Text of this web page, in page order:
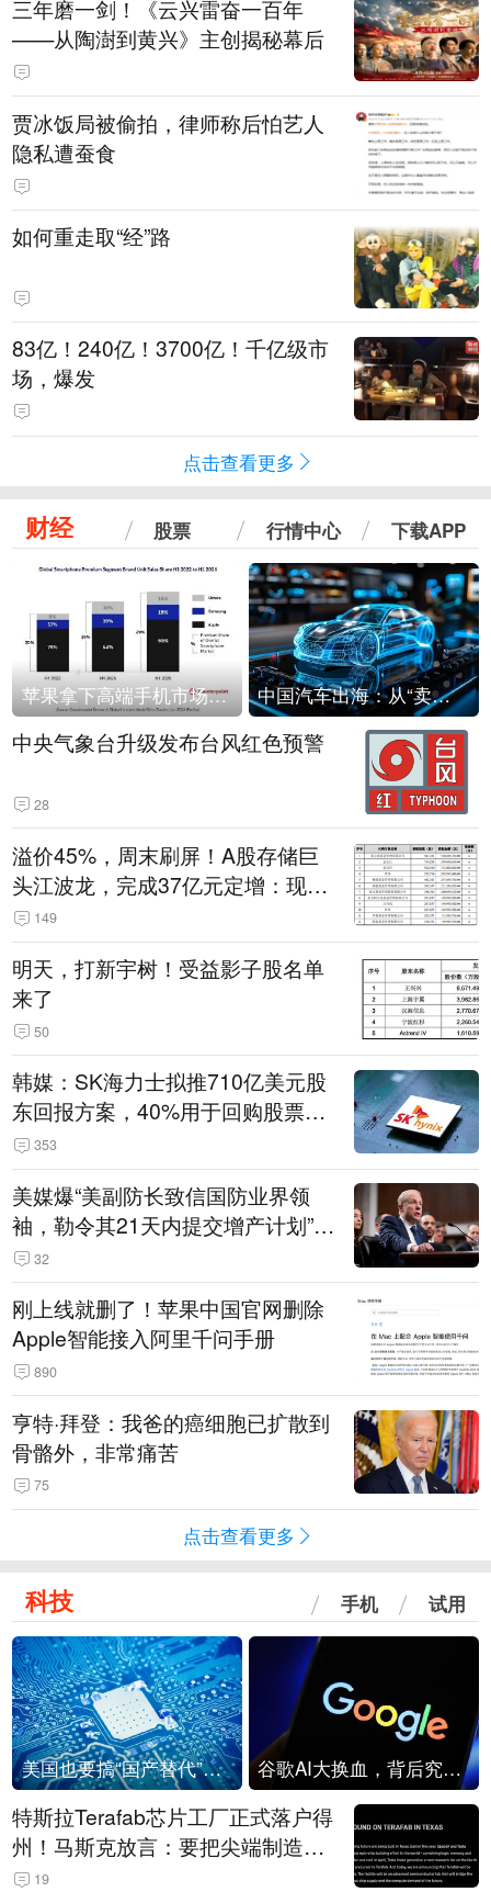
三年磨一剑！《云兴雷奋一百年
——从陶澍到黄兴》主创揭秘幕后
贾冰饭局被偷拍，律师称后怕艺人
隐私遭蚕食
如何重走取“经”路
83亿！240亿！3700亿！千亿级市
场，爆发
点击查看更多
财经 股票 行情中心 下载APP
苹果拿下高端手机市场65%的份额：iPhone 17系列功不可没 中国汽车出海：从“卖出去”到“走进去”
中央气象台升级发布台风红色预警
28
溢价45%，周末刷屏！A股存储巨
头江波龙，完成37亿元定增：现价
386.6元，定增价560元
149
明天，打新宇树！受益影子股名单
来了
50
韩媒：SK海力士拟推710亿美元股
东回报方案，40%用于回购股票，
相当于美股发行规模
353
美媒爆“美副防长致信国防业界领
袖，勒令其21天内提交增产计划”，
五角大楼回应
32
刚上线就删了！苹果中国官网删除
Apple智能接入阿里千问手册
890
亨特·拜登：我爸的癌细胞已扩散到
骨骼外，非常痛苦
75
点击查看更多
科技 手机 试用
美国也要搞“国产替代”？先算清三笔账 谷歌AI大换血，背后究竟发生了什么？
特斯拉Terafab芯片工厂正式落户得
州！马斯克放言：要把尖端制造带
回美国
19